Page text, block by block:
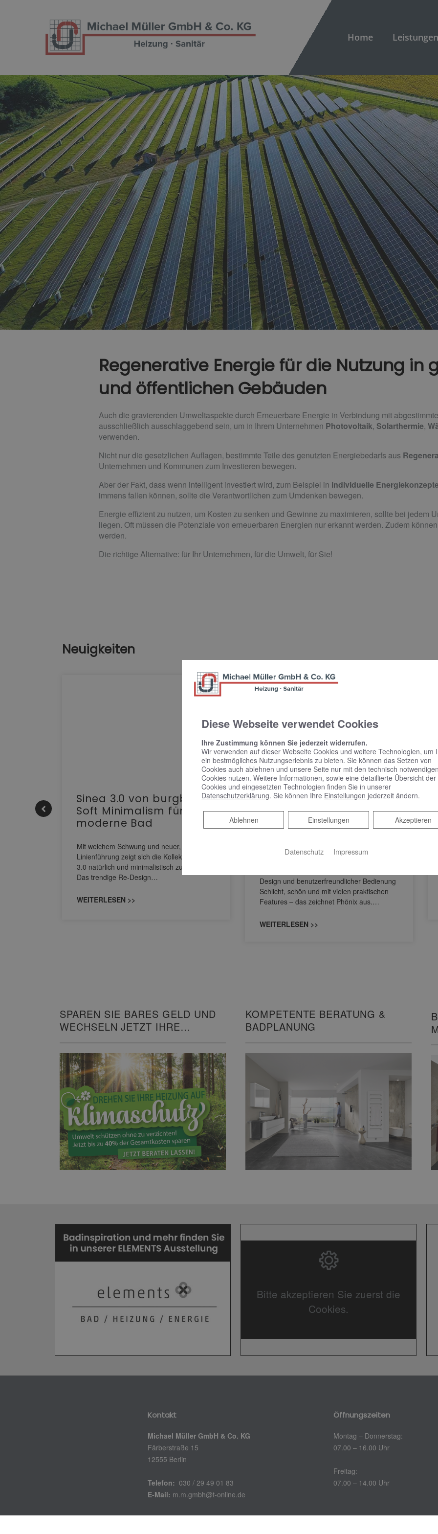
Home Leistungen
Regenerative Energie für die Nutzung in
und öffentlichen Gebäuden
Auch die gravierenden Umweltaspekte durch Erneuerbare Energie in Verbindung mit
ausschließlich ausschlaggebend sein, um in Ihrem Unternehmen Photovoltaik, Solarthermie,
verwenden.
Nicht nur die gesetzlichen Auflagen, bestimmte Teile des genutzten Energiebedarfs aus
Unternehmen und Kommunen zum Investieren bewegen.
Aber der Fakt, dass wenn intelligent investiert wird, zum Beispiel in individuelle Energiekonzepte
immens fallen können, sollte die Verantwortlichen zum Umdenken bewegen.
Energie effizient zu nutzen, um Kosten zu senken und Gewinne zu maximieren, sollte bei jedem
liegen. Oft müssen die Potenziale von erneuerbaren Energien nur erkannt werden. Zudem
werden.
Die richtige Alternative: für Ihr Unternehmen, für die Umwelt, für Sie!
Neuigkeiten
Sinea 3.0 von burgbad:
Soft Minimalism für das
moderne Bad
Mit weichem Schwung und neuer, markanter
Linienführung zeigt sich die Kollektion Sinea
3.0 natürlich und minimalistisch zugleich.
Das trendige Re-Design…
WEITERLESEN >>
KEUCO PHÖNIX –
Spiegelschrank punktet
mit reduziertem Design
Bedienung
Design und benutzerfreundlicher Bedienung
Schlicht, schön und mit vielen praktischen
Features – das zeichnet Phönix aus.…
WEITERLESEN >>
SPAREN SIE BARES GELD UND
WECHSELN JETZT IHRE
KOMPETENTE BERATUNG &
BADPLANUNG
Bitte akzeptieren Sie zuerst die
Cookies.
Kontakt
Michael Müller GmbH & Co. KG
Färberstraße 15
12555 Berlin
Telefon:030 / 29 49 01 83
E-Mail: m.m.gmbh@t-online.de
Öffnungszeiten
Montag – Donnerstag:
07.00 – 16.00 Uhr
Freitag:
07.00 – 14.00 Uhr
Diese Webseite verwendet Cookies
Ihre Zustimmung können Sie jederzeit widerrufen.
Wir verwenden auf dieser Webseite Cookies und weitere Technologien, um
ein bestmögliches Nutzungserlebnis zu bieten. Sie können das Setzen von
Cookies auch ablehnen und unsere Seite nur mit den technisch notwendigen
Cookies nutzen. Weitere Informationen, sowie eine detaillierte Übersicht der
Cookies und eingesetzten Technologien finden Sie in unserer
Datenschutzerklärung. Sie können Ihre Einstellungen jederzeit ändern.
Akzeptieren
Einstellungen
Ablehnen
Ablehnen
Datenschutz Impressum